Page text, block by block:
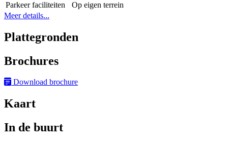
Parkeer faciliteiten
Op eigen terrein
Meer details...
Plattegronden
Brochures
Download brochure
Kaart
In de buurt